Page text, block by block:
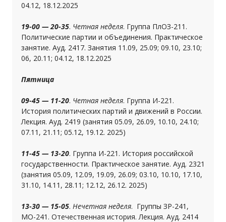
04.12, 18.12.2025
19-00 — 20-35. Четная неделя. Группа ПлОЗ-211.
Политические партии и объединения. Практическое
занятие. Ауд. 2417. Занятия 11.09, 25.09; 09.10, 23.10;
06, 20.11; 04.12, 18.12.2025
Пятница
09-45 — 11-20. Четная неделя. Группа И-221.
История политических партий и движений в России.
Лекция. Ауд. 2419 (занятия 05.09, 26.09, 10.10, 24.10;
07.11, 21.11; 05.12, 19.12. 2025)
11-45 — 13-20. Группа И-221. История российской
государственности. Практическое занятие. Ауд. 2321
(занятия 05.09, 12.09, 19.09, 26.09; 03.10, 10.10, 17.10,
31.10, 14.11, 28.11; 12.12, 26.12. 2025)
13-30 — 15-05. Нечетная неделя. Группы ЗР-241,
МО-241. Отечественная история. Лекция. Ауд. 2414